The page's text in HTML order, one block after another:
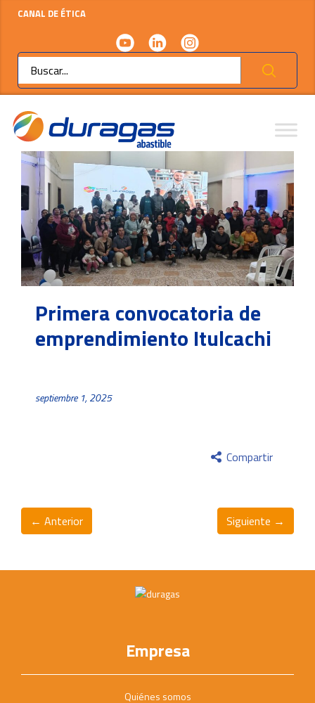
CANAL DE ÉTICA
Ok
Primera convocatoria de
emprendimiento Itulcachi
septiembre 1, 2025
Compartir
← Anterior Siguiente →
Empresa
Quiénes somos